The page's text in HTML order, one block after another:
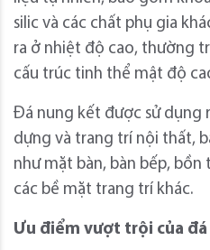
silic và các chất phụ gia
ra ở nhiệt độ cao, thường
cấu trúc tinh thể mật độ
Đá nung kết được sử dụng
dựng và trang trí nội thất,
như mặt bàn, bàn bếp, bồn
các bề mặt trang trí khác.
Ưu điểm vượt trội của